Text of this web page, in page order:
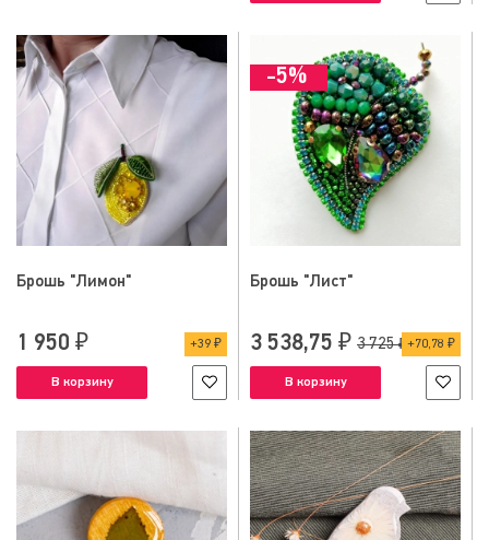
Брошь "Лимон"
1 950 ₽ 39 ₽
В корзину
-5%
Брошь "Лист"
3 538,75 ₽ 3 725 ₽ 70,78 ₽
В корзину